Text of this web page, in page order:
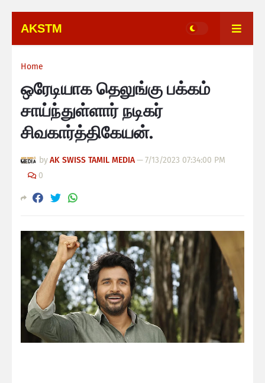
AKSTM
Home
ஒரேடியாக தெலுங்கு பக்கம்
சாய்ந்துள்ளார் நடிகர்
சிவகார்த்திகேயன்.
byAK SWISS TAMIL MEDIA—7/13/2023 07:34:00 PM
0